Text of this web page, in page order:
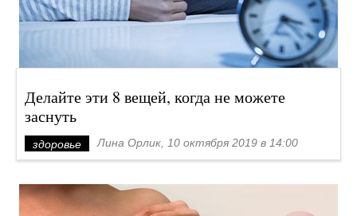
Делайте эти 8 вещей, когда не можете
заснуть
здоровье Лина Орлик, 10 октября 2019 в 14:00